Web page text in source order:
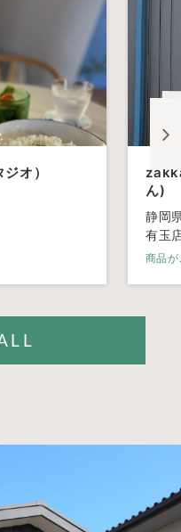
オ）
ん)
静岡
有玉
商品が